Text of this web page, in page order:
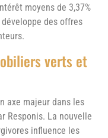
moyens de 3,37%
des offres
verts et
axe majeur dans les
Responis. La nouvelle
influence les